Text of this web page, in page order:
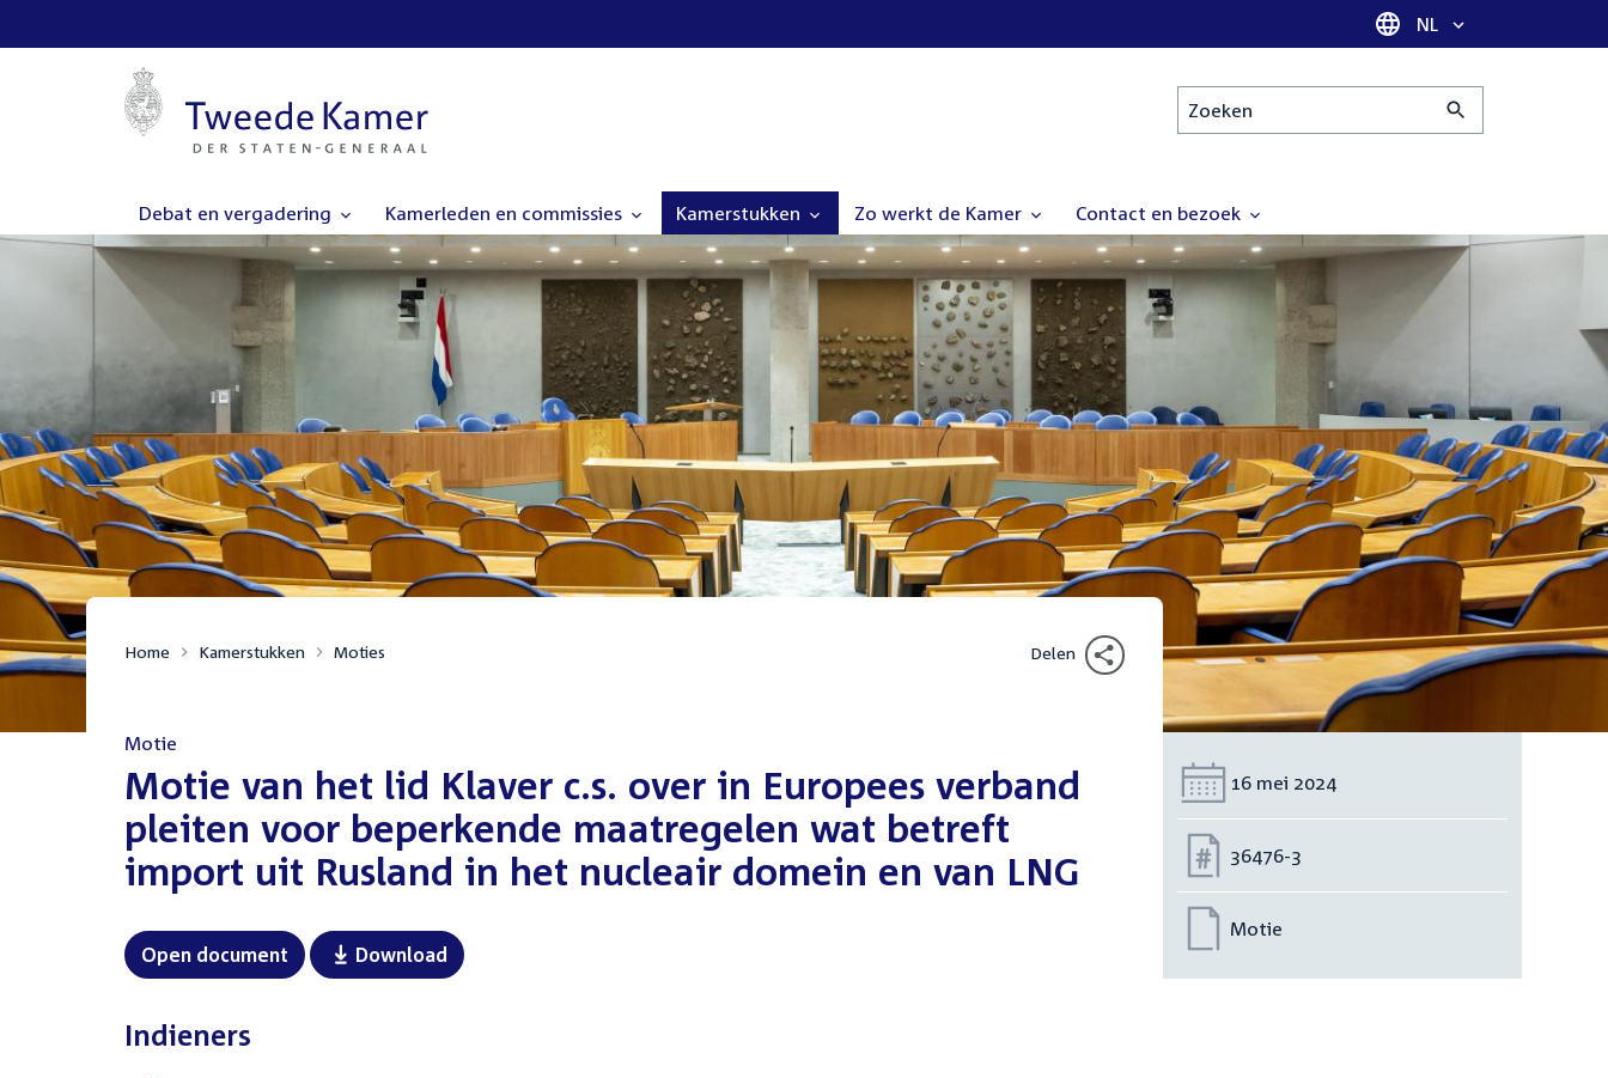
Taal selectie
NL
Zoeken
Debat en vergadering Kamerleden en commissies Kamerstukken Zo werkt de Kamer Contact en bezoek
Home Kamerstukken Moties Delen
Motie
:Motie van het lid Klaver c.s. over in Europees verband
pleiten voor beperkende maatregelen wat betreft
import uit Rusland in het nucleair domein en van LNG
Open document Download
Indieners
Datum:
16 mei 2024
Nummer:
36476-3
Motie